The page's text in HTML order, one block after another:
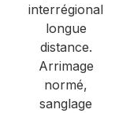
interrégional
longue
distance.
Arrimage
normé,
sanglage